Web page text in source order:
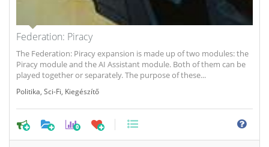
Federation: Piracy
The Federation: Piracy expansion is made up of two modules: the
Piracy module and the AI Assistant module. Both of them can be
played together or separately. The purpose of these...
Politika Sci-Fi Kiegészítő
0